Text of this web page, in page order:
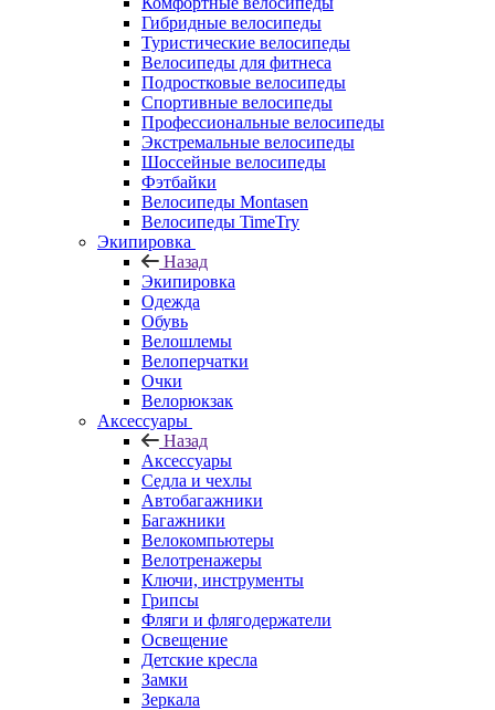
Гибридные велосипеды
Туристические велосипеды
Велосипеды для фитнеса
Подростковые велосипеды
Спортивные велосипеды
Профессиональные велосипеды
Экстремальные велосипеды
Шоссейные велосипеды
Фэтбайки
Велосипеды Montasen
Велосипеды TimeTry
Экипировка
Назад
Экипировка
Одежда
Обувь
Велошлемы
Велоперчатки
Очки
Велорюкзак
Аксессуары
Назад
Аксессуары
Седла и чехлы
Автобагажники
Багажники
Велокомпьютеры
Велотренажеры
Ключи, инструменты
Грипсы
Фляги и флягодержатели
Освещение
Детские кресла
Замки
Зеркала